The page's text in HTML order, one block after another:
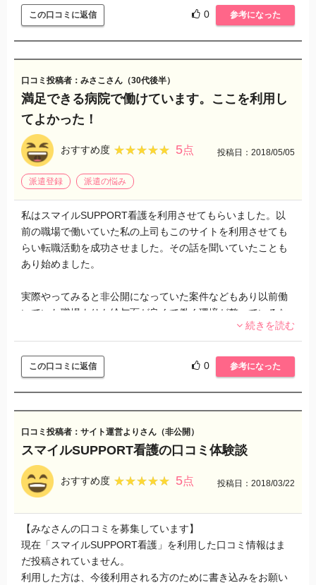
の時は他社で利用させてもらうことが多いです。派遣看護師
の仕事は正社員に比べて仕事量が少ないので業務の内容など
を考えると割りの良い給料を貰えていると思います。毎回違
う患者さんと会うので患者さんならやって対応を変えたり、
工夫をしながら態度を変えるようにしています。
こうした対応が出来るようになってからは看護師として人間
として成長出来ているような気がします。最初は人見知りで
したが自然と人見知りもなくなり自分から声をかけられるよ
うになりました。
この口コミに返信 0 参考になった
口コミ投稿者：みさこさん（30代後半）
満足できる病院で働けています。ここを利用し
てよかった！
おすすめ度 ★★★★★
★★★★★ 5点 投稿日：2018/05/05
派遣登録 派遣の悩み
私はスマイルSUPPORT看護を利用させてもらいました。以
前の職場で働いていた私の上司もこのサイトを利用させても
らい転職活動を成功させました。その話を聞いていたことも
あり始めました。
実際やってみると非公開になっていた案件などもあり以前働
いていた職場よりも給与面が良くて働く環境が整っているな
と感じました。上司の言っていた通りでした。求人数が本当
に多く条件を絞っても10社近い求人数がありました。私は子
供がいるのであまり残業が出来ないのでならべく家から職場
までの距離が近い環境を選ぼうと思いました。
その条件を追加して調べてみると三件ほどヒットしました。
しかも給与面、福利厚生もしっかりしていて残業も考慮する
と書いてありました。実際その中から選んで面接を受け内定
をもらいました。
面接もスマイルSUPPORT看護の方がペン策を行ってくれま
も自信を持つことが出来ました。現在転職した会社で働いて
いますが以前の職場よりも働きやすい職場でした。女性も活
躍できる職場が整っているなと感じました。全てにおいて満
足出来る病院で働けています。
続きを読む
この口コミに返信 0 参考になった
口コミ投稿者：サイト運営よりさん（非公開）
スマイルSUPPORT看護の口コミ体験談
おすすめ度 ★★★★★
★★★★★ 5点 投稿日：2018/03/22
【みなさんの口コミを募集しています】
現在「スマイルSUPPORT看護」を利用した口コミ情報はま
だ投稿されていません。
利用した方は、今後利用される方のために書き込みをお願い